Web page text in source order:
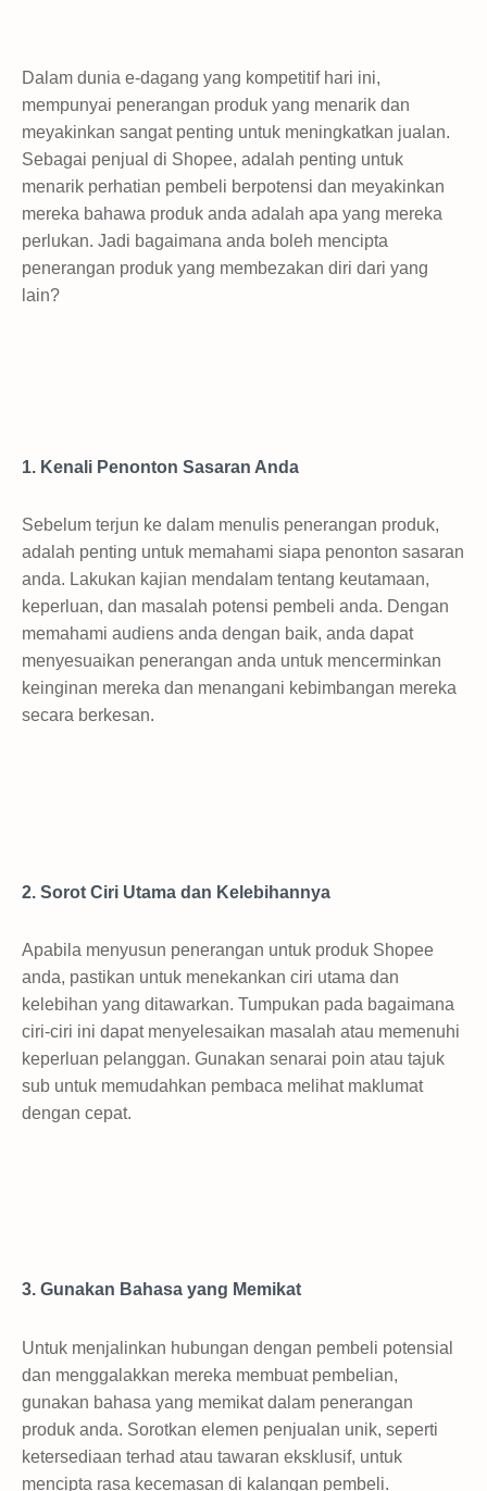
Dalam dunia e-dagang yang kompetitif hari ini,
mempunyai penerangan produk yang menarik dan
meyakinkan sangat penting untuk meningkatkan jualan.
Sebagai penjual di Shopee, adalah penting untuk
menarik perhatian pembeli berpotensi dan meyakinkan
mereka bahawa produk anda adalah apa yang mereka
perlukan. Jadi bagaimana anda boleh mencipta
penerangan produk yang membezakan diri dari yang
lain?
1. Kenali Penonton Sasaran Anda
Sebelum terjun ke dalam menulis penerangan produk,
adalah penting untuk memahami siapa penonton sasaran
anda. Lakukan kajian mendalam tentang keutamaan,
keperluan, dan masalah potensi pembeli anda. Dengan
memahami audiens anda dengan baik, anda dapat
menyesuaikan penerangan anda untuk mencerminkan
keinginan mereka dan menangani kebimbangan mereka
secara berkesan.
2. Sorot Ciri Utama dan Kelebihannya
Apabila menyusun penerangan untuk produk Shopee
anda, pastikan untuk menekankan ciri utama dan
kelebihan yang ditawarkan. Tumpukan pada bagaimana
ciri-ciri ini dapat menyelesaikan masalah atau memenuhi
keperluan pelanggan. Gunakan senarai poin atau tajuk
sub untuk memudahkan pembaca melihat maklumat
dengan cepat.
3. Gunakan Bahasa yang Memikat
Untuk menjalinkan hubungan dengan pembeli potensial
dan menggalakkan mereka membuat pembelian,
gunakan bahasa yang memikat dalam penerangan
produk anda. Sorotkan elemen penjualan unik, seperti
ketersediaan terhad atau tawaran eksklusif, untuk
mencipta rasa kecemasan di kalangan pembeli.